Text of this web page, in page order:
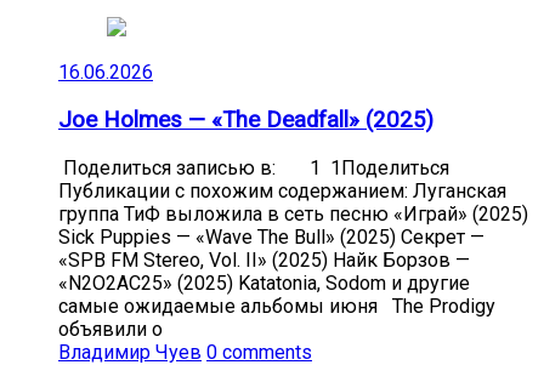
16.06.2026
Joe Holmes — «The Deadfall» (2025)
Поделиться записью в: 1 1Поделиться
Публикации с похожим содержанием: Луганская
группа ТиФ выложила в сеть песню «Играй» (2025)
Sick Puppies — «Wave The Bull» (2025) Секрет —
«SPB FM Stereo, Vol. II» (2025) Найк Борзов —
«N2O2AC25» (2025) Katatonia, Sodom и другие
самые ожидаемые альбомы июня The Prodigy
объявили о
Владимир Чуев 0 comments